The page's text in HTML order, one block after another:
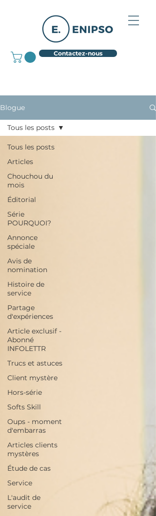
Contactez-nous
Blogue
Tous les posts
Articles
Chouchou du
mois
Éditorial
Série
POURQUOI?
Annonce
spéciale
Avis de
nomination
Histoire de
service
Partage
d'expériences
Article exclusif -
Abonné
INFOLETTR
Trucs et astuces
Client mystère
Hors-série
Softs Skill
Oups - moment
d'embarras
Articles clients
mystères
Étude de cas
Service
L'audit de
service
Tous les posts